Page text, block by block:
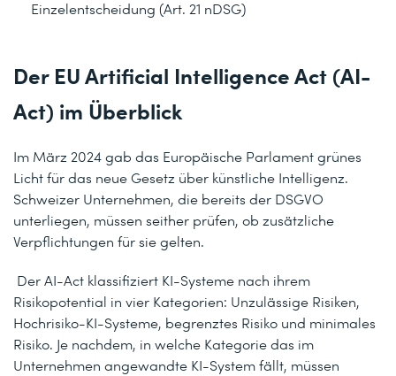
Einzelentscheidung (Art. 21 nDSG)
Der EU Artificial Intelligence Act (AI-
Act) im Überblick
Im März 2024 gab das Europäische Parlament grünes
Licht für das neue Gesetz über künstliche Intelligenz.
Schweizer Unternehmen, die bereits der DSGVO
unterliegen, müssen seither prüfen, ob zusätzliche
Verpflichtungen für sie gelten.
Der AI-Act klassifiziert KI-Systeme nach ihrem
Risikopotential in vier Kategorien: Unzulässige Risiken,
Hochrisiko-KI-Systeme, begrenztes Risiko und minimales
Risiko. Je nachdem, in welche Kategorie das im
Unternehmen angewandte KI-System fällt, müssen